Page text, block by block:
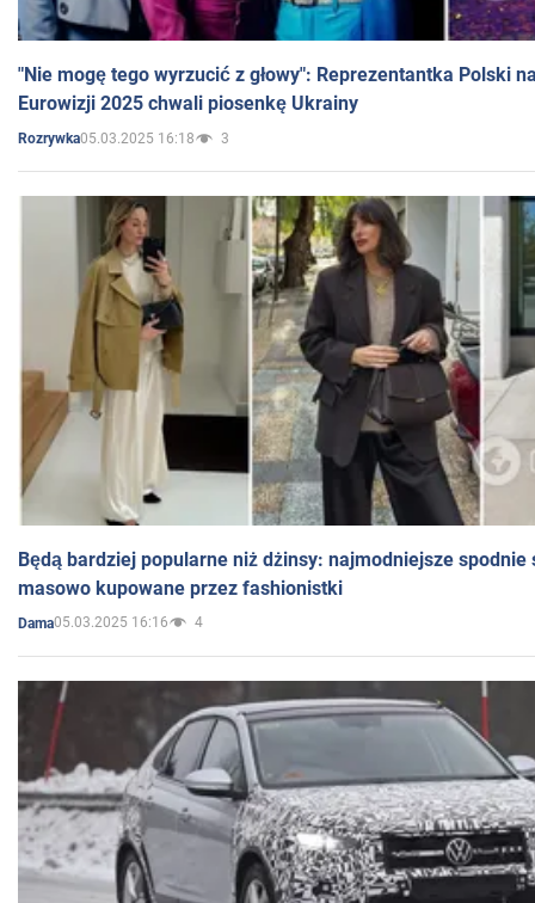
"Nie mogę tego wyrzucić z głowy": Reprezentantka Polski
Eurowizji 2025 chwali piosenkę Ukrainy
Rozrywka05.03.2025 16:18 3
Będą bardziej popularne niż dżinsy: najmodniejsze spodnie
masowo kupowane przez fashionistki
Dama05.03.2025 16:16 4